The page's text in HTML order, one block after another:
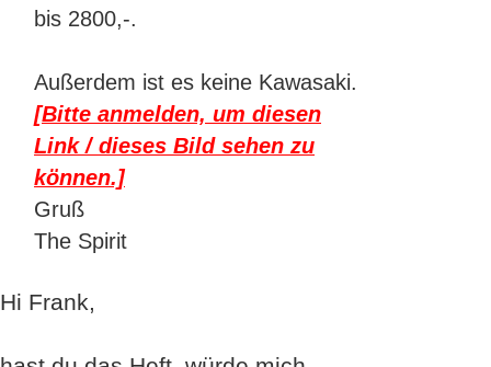
bis 2800,-.
Außerdem ist es keine Kawasaki.
[Bitte anmelden, um diesen
Link / dieses Bild sehen zu
können.]
Gruß
The Spirit
Hi Frank,